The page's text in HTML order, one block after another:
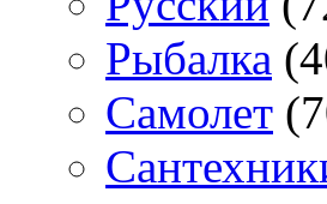
Рыбалка
Самолет